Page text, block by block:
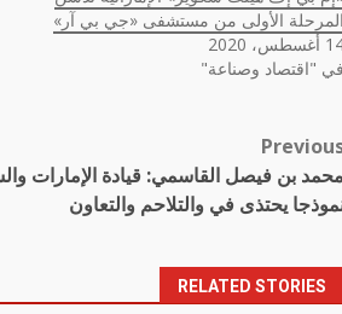
المرحلة الأولى من مستشفى «جي بي آر»
2020
في "اقتصاد وصناعة"
محمد بن فيصل القاسمي: قيادة الإمارات
يحتذى في والتلاحم والتعاون
RELATED STORIES